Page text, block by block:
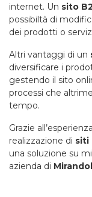
internet. Un sito
possibiltà di
dei prodotti o
Altri vantaggi di un
diversificare i
gestendo il sito
processi che
tempo.
Grazie
realizzazione di siti
una soluzione su
azienda di